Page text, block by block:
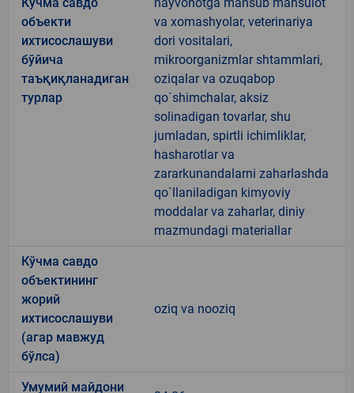
объекти
ихтисослашуви
бўйича
таъқиқланадиган
турлар
va xomashyolar, veterinariya
dori vositalari,
mikroorganizmlar shtammlari,
oziqalar va ozuqabop
qo`shimchalar, aksiz
solinadigan tovarlar, shu
jumladan, spirtli ichimliklar,
hasharotlar va
zararkunandalarni zaharlashda
qo`llaniladigan kimyoviy
moddalar va zaharlar, diniy
mazmundagi materiallar
Кўчма савдо
объектининг
жорий
ихтисослашуви
(агар мавжуд
бўлса)
oziq va nooziq
Умумий майдони